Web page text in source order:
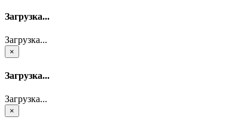
Загрузка...
Загрузка...
×
Загрузка...
Загрузка...
×